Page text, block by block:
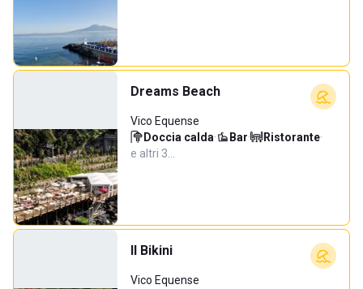
Dreams Beach
Vico Equense
Doccia calda· Bar· Ristorante·
e altri 3…
Il Bikini
Vico Equense